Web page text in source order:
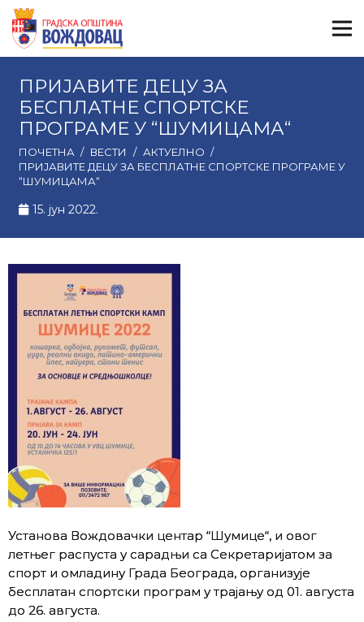
ПРИЈАВИТЕ ДЕЦУ ЗА
БЕСПЛАТНЕ СПОРТСКЕ
ПРОГРАМЕ У “ШУМИЦАМА“
ПОЧЕТНА / ВЕСТИ / АКТУЕЛНО /
ПРИЈАВИТЕ ДЕЦУ ЗА БЕСПЛАТНЕ СПОРТСКЕ ПРОГРАМЕ У
“ШУМИЦАМА“
15. јун 2022.
Установа Вождовачки центар “Шумице“, и овог
летњег распуста у сарадњи са Секретаријатом за
спорт и омладину Града Београда, организује
бесплатан спортски програм у трајању од 01. августа
до 26. августа.